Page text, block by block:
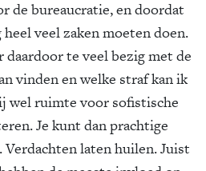
de bureaucratie, en doordat
veel zaken moeten doen.
te veel bezig met de
vinden en welke straf kan ik
wel ruimte voor sofistische
Je kunt dan prachtige
Verdachten laten huilen. Juist